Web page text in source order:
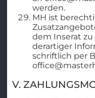
werden.
MH ist
dem Inserat
derartiger
schriftlich per
V.